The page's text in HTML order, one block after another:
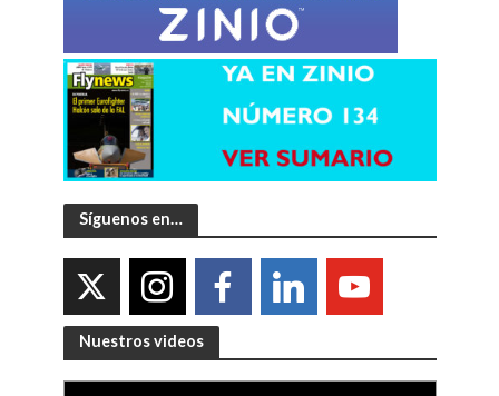
Síguenos en…
Nuestros videos